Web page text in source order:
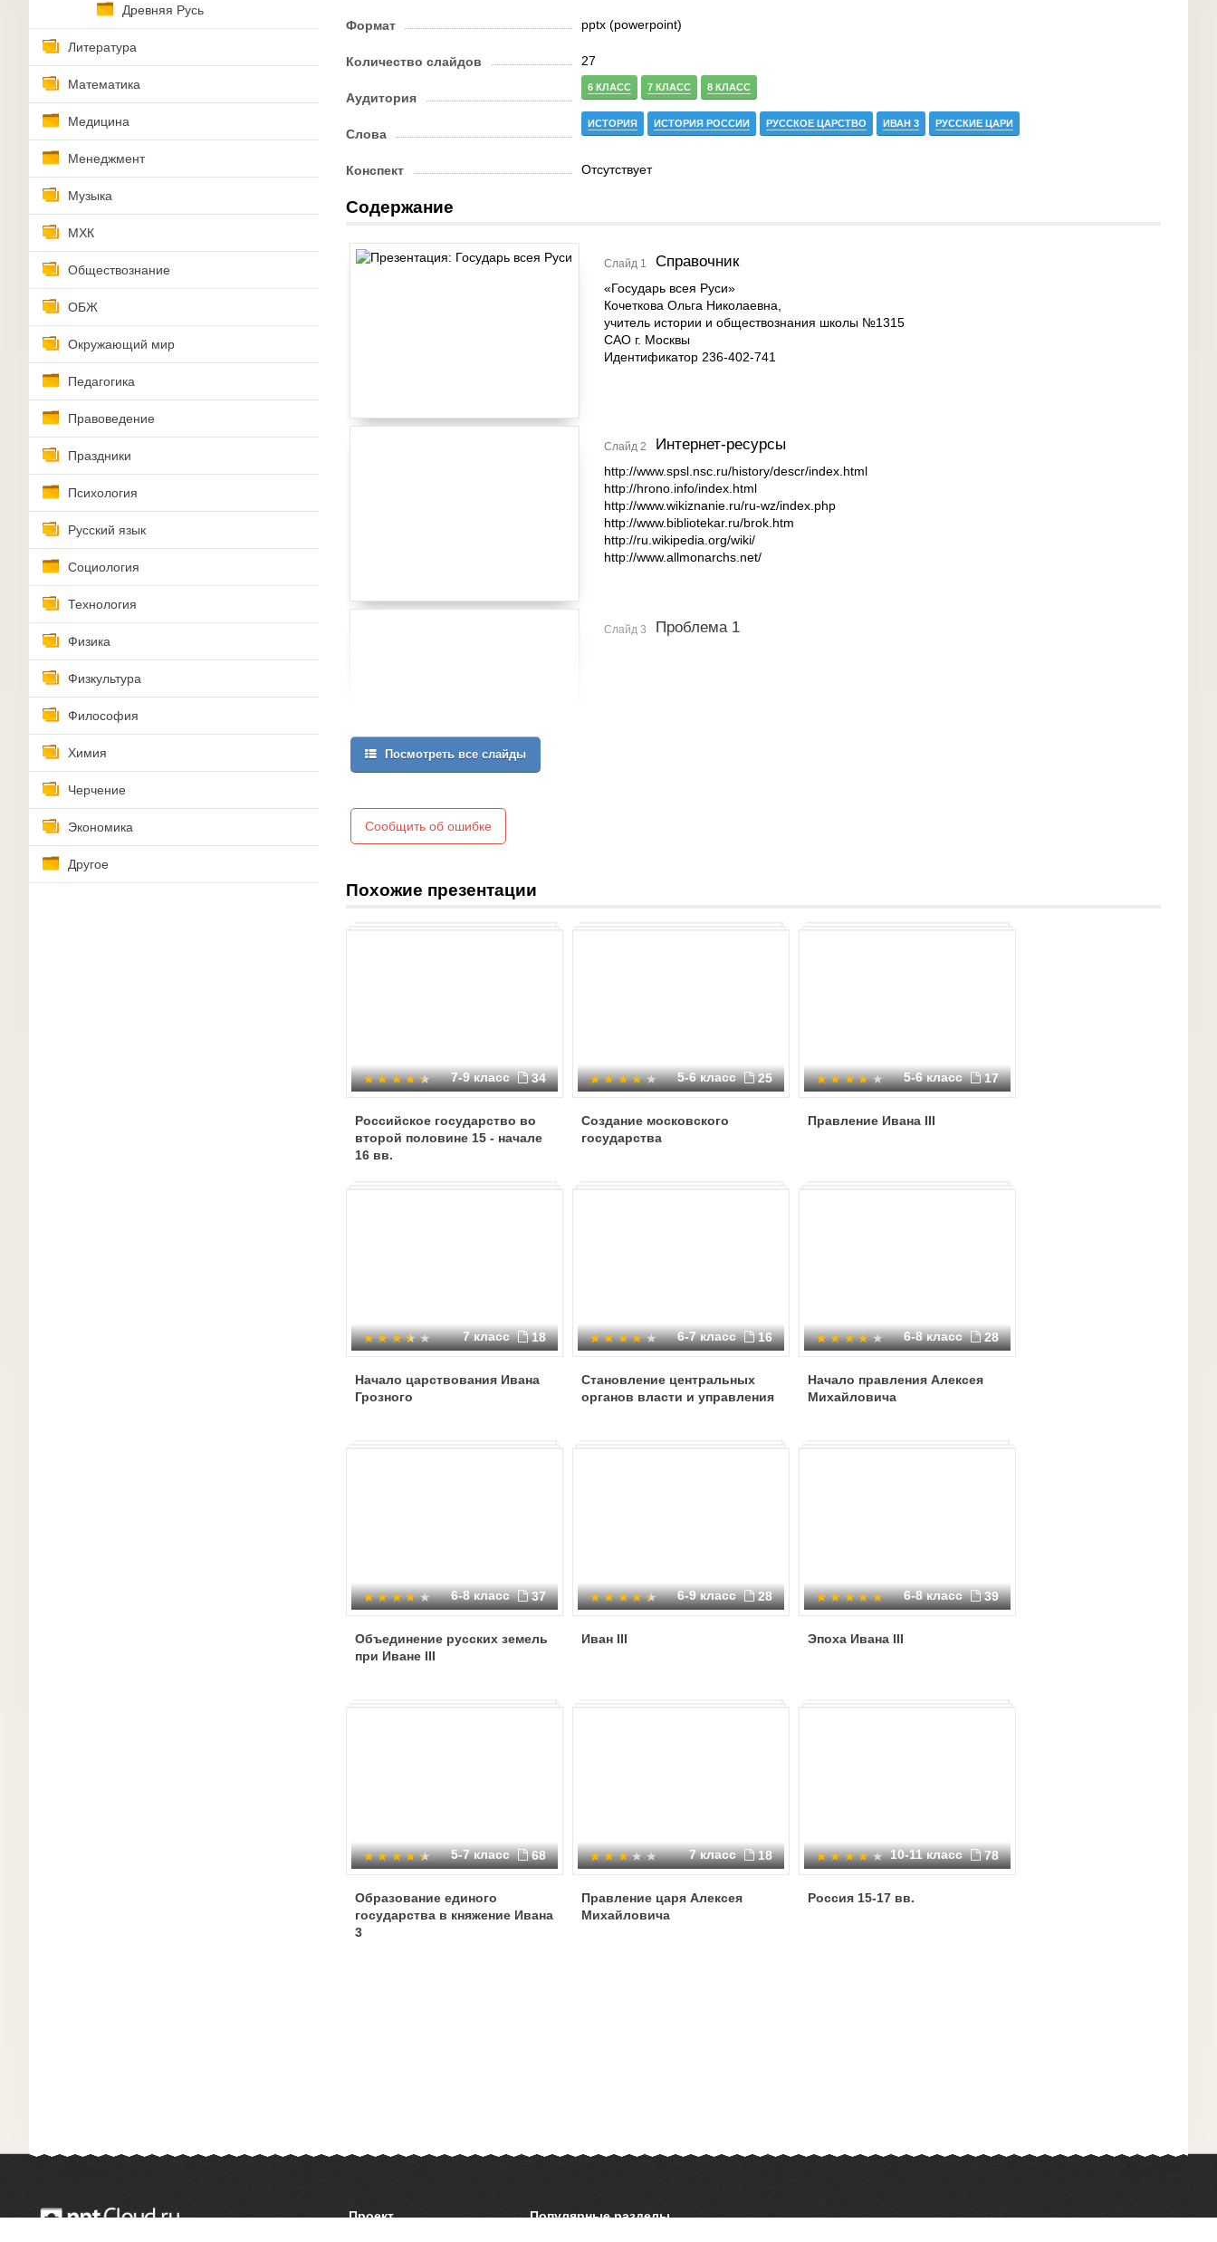
Древняя Русь
Литература
Математика
Медицина
Менеджмент
Музыка
МХК
Обществознание
ОБЖ
Окружающий мир
Педагогика
Правоведение
Праздники
Психология
Русский язык
Социология
Технология
Физика
Физкультура
Философия
Химия
Черчение
Экономика
Другое
Формат pptx (powerpoint)
Количество слайдов 27
Аудитория
6 КЛАСС 7 КЛАСС 8 КЛАСС
Слова
ИСТОРИЯ ИСТОРИЯ РОССИИ РУССКОЕ ЦАРСТВО ИВАН 3 РУССКИЕ ЦАРИ
Конспект Отсутствует
Содержание
Слайд 1 Справочник
«Государь всея Руси»
Кочеткова Ольга Николаевна,
учитель истории и обществознания школы №1315
САО г. Москвы
Идентификатор 236-402-741
Слайд 2 Интернет-ресурсы
http://www.spsl.nsc.ru/history/descr/index.html
http://hrono.info/index.html
http://www.wikiznanie.ru/ru-wz/index.php
http://www.bibliotekar.ru/brok.htm
http://ru.wikipedia.org/wiki/
http://www.allmonarchs.net/
Слайд 3 Проблема 1
Посмотреть все слайды
Сообщить об ошибке
Похожие презентации
7-9 класс 34
Российское государство во
второй половине 15 - начале
16 вв.
5-6 класс 25
Создание московского
государства
5-6 класс 17
Правление Ивана III
7 класс 18
Начало царствования Ивана
Грозного
6-7 класс 16
Становление центральных
органов власти и управления
6-8 класс 28
Начало правления Алексея
Михайловича
6-8 класс 37
Объединение русских земель
при Иване III
6-9 класс 28
Иван III
6-8 класс 39
Эпоха Ивана III
5-7 класс 68
Образование единого
государства в княжение Ивана
3
7 класс 18
Правление царя Алексея
Михайловича
10-11 класс 78
Россия 15-17 вв.
Проект
Популярные разделы